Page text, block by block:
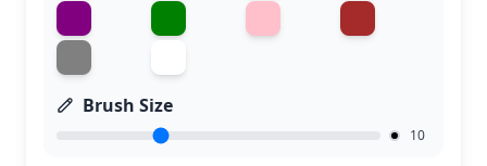
Brush Size
10